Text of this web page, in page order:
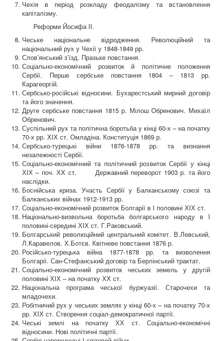
Чехія в період розкладу феодалізму та встановлення
капіталізму.
Реформи Йосифа ІІ.
Чеське національне відродження. Революційний та
національний рух у Чехії у 1848-1849 рр.
Слов’янський з’їзд. Празьке повстання.
Соціально-економічний розвиток й політичне положення
Сербії. Перше сербське повстання 1804 – 1813 рр.
Карагеоргій.
Сербсько-російські відносини. Бухарестський мирний договір
та його значення.
Друге сербське повстання 1815 р. Мілош Обренович. Михаїл
Обренович.
Суспільний рух та політична боротьба у кінці 60-х – на початку
70-х рр. ХІХ ст. Омладіна. Конституція 1869 р.
Сербсько-турецькі війни 1876-1878 рр. та визнання
незалежності Сербії.
Соціально-економічний та політичний розвиток Сербії у кінці
ХІХ – поч. ХХ ст. Державний переворот 1903 р. та його
наслідки.
Боснійська криза. Участь Сербії у Балканському союзі та
Балканських війнах 1912-1913 рр.
Соціально-економічний розвиток Болгарії в І половині ХІХ ст.
Національно-визвольна боротьба болгарського народу в І
половині-середині ХІХ ст. Г.Раковський.
Болгарський революційний центральний комітет. В.Левський,
Л.Каравелов. Х.Ботєв. Квітневе повстання 1876 р.
Російсько-турецька війна 1877-1878 рр. та визволення
Болгарії. Сан-Стефанський договір та Берлінський трактат.
Соціально-економічний розвиток чеських земель у другій
половині ХІХ – на початку ХХ ст.
Національна програма чеської буржуазії. Старочехи та
младочехи.
Робітничий рух у чеських землях у кінці 60-х – на початку 70-х
рр. ХІХ ст. Створення соціал-демократичної партії.
Чеські землі на початку ХХ ст. Соціально-економічні
відносини. Нові політичні партії.